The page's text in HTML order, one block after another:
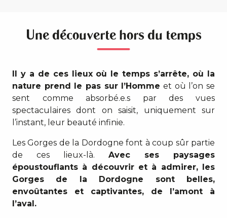
Une découverte hors du temps
Il y a de ces lieux où le temps s’arrête, où la
nature prend le pas sur l’Homme et où l’on se
sent comme absorbé.e.s par des vues
spectaculaires dont on saisit, uniquement sur
l’instant, leur beauté infinie.
Les Gorges de la Dordogne font à coup sûr partie
de ces lieux-là. Avec ses paysages
époustouflants à découvrir et à admirer, les
Gorges de la Dordogne sont belles,
envoûtantes et captivantes, de l’amont à
l’aval.